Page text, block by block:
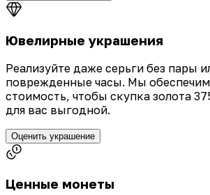
Ювелирные украшения
Реализуйте даже серьги без пары
поврежденные часы. Мы
стоимость, чтобы скупка золота
для вас выгодной.
Оценить украшение
Ценные монеты